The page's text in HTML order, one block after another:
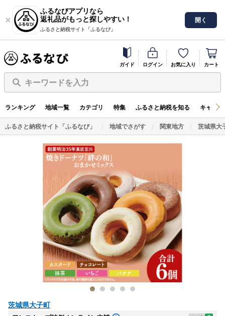
ふるなびアプリなら
返礼品がもっと探しやすい！
ふるさと納税サイト「ふるなび」
開く
ガイド ログイン お気に入り カート
キーワードを入力
ランキング 地域一覧 カテゴリ 特集 ふるさと納税を知る キャン
ふるさと納税サイト「ふるなび」 地域でさがす 関東地方 茨城県大
茨城県大子町